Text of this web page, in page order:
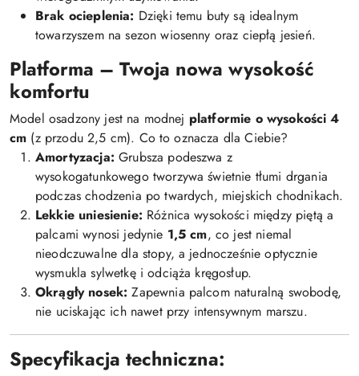
Brak ocieplenia: Dzięki temu buty są idealnym
towarzyszem na sezon wiosenny oraz ciepłą jesień.
Platforma – Twoja nowa wysokość
komfortu
Model osadzony jest na modnej platformie o wysokości 4
cm (z przodu 2,5 cm). Co to oznacza dla Ciebie?
Amortyzacja: Grubsza podeszwa z
wysokogatunkowego tworzywa świetnie tłumi drgania
podczas chodzenia po twardych, miejskich chodnikach.
Lekkie uniesienie: Różnica wysokości między piętą a
palcami wynosi jedynie 1,5 cm, co jest niemal
nieodczuwalne dla stopy, a jednocześnie optycznie
wysmukla sylwetkę i odciąża kręgosłup.
Okrągły nosek: Zapewnia palcom naturalną swobodę,
nie uciskając ich nawet przy intensywnym marszu.
Specyfikacja techniczna: